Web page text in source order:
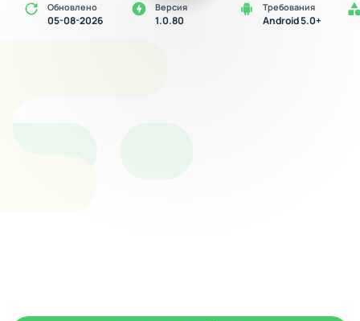
Обновлено
05-08-2026
Версия
1.0.80
Требования
Android 5.0+